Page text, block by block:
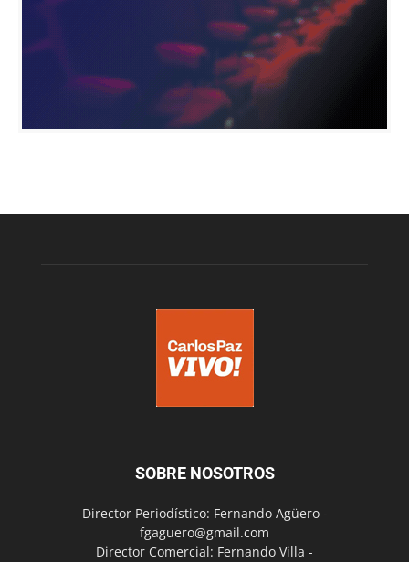
SOBRE NOSOTROS
Director Periodístico: Fernando Agüero -
fgaguero@gmail.com
Director Comercial: Fernando Villa -